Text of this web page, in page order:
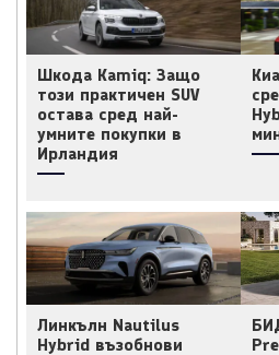
Шкода Kamiq: Защо
този практичен SUV
остава сред най-
умните покупки в
Ирландия
Линкълн Nautilus
Hybrid възобнови